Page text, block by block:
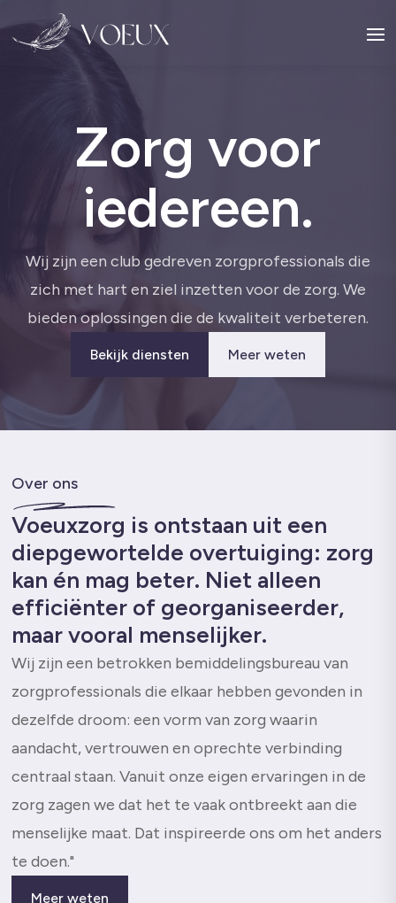
Zorg voor
iedereen.
Wij zijn een club gedreven zorgprofessionals die
zich met hart en ziel inzetten voor de zorg. We
bieden oplossingen die de kwaliteit verbeteren.
Bekijk diensten Meer weten
Over ons
Voeuxzorg is ontstaan uit een
diepgewortelde overtuiging: zorg
kan én mag beter. Niet alleen
efficiënter of georganiseerder,
maar vooral menselijker.
Wij zijn een betrokken bemiddelingsbureau van
zorgprofessionals die elkaar hebben gevonden in
dezelfde droom: een vorm van zorg waarin
aandacht, vertrouwen en oprechte verbinding
centraal staan. Vanuit onze eigen ervaringen in de
zorg zagen we dat het te vaak ontbreekt aan die
menselijke maat. Dat inspireerde ons om het anders
te doen."
Meer weten